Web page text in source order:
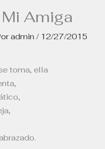
Amiga
admin/ 12/27/2015
toma, ella